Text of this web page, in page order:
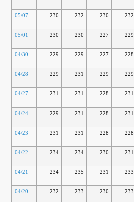
05/07 230 232 230 232
05/01 230 230 227 229
04/30 229 229 227 228
04/28 229 231 229 229
04/27 231 231 228 231
04/24 229 231 228 231
04/23 231 231 228 228
04/22 234 234 230 231
04/21 234 235 231 233
04/20 232 233 230 233